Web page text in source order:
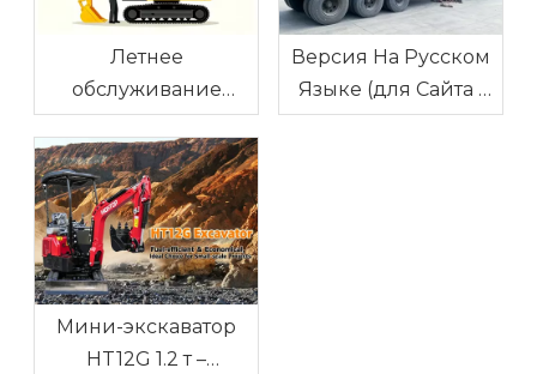
Летнее
обслуживание
экскаватора: как не
перегреться в жару
Версия На Русском
Языке (для Сайта /
Блога)
Мини-экскаватор
HT12G 1.2 т –